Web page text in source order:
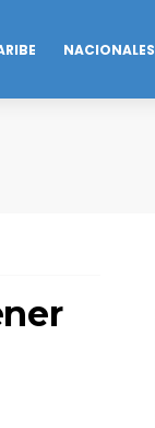
NACIONALES